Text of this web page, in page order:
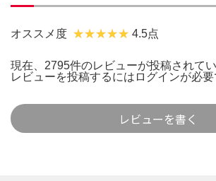
オススメ度 4.5点
現在、2795件のレビューが投稿されてい
レビューを投稿するには ログインが必要
レビューを書く